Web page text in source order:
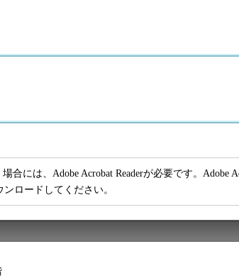
合には、Adobe Acrobat Readerが必要です。Adobe
ロードしてください。